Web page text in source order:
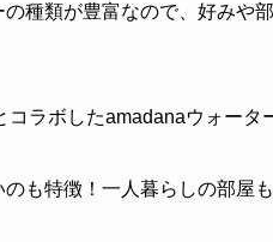
種類が豊富なので、好みや
ラボしたamadanaウォータ
も特徴！一人暮らしの部屋